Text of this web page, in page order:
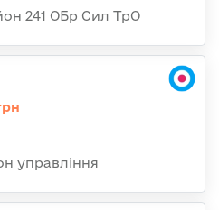
241 ОБр Сил ТрО
управління